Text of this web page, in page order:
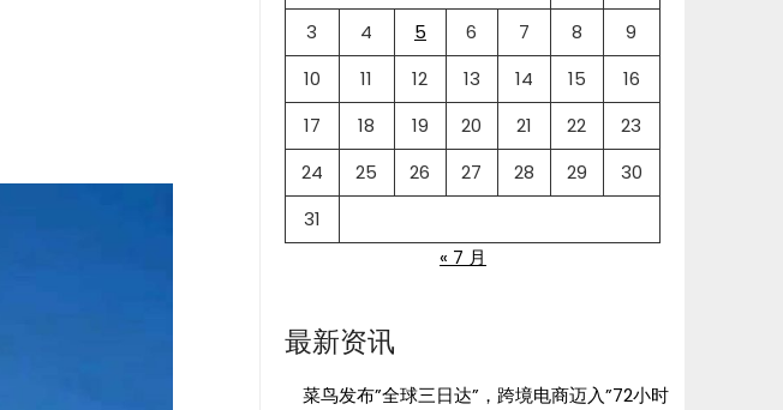
3
4 5 6 7 8
9
10
11 12 13 14 15
16
17
18 19 20 21 22
23
24
25 26 27 28 29
30
31
« 7 月
最新资讯
菜鸟发布”全球三日达”，跨境电商迈入”72小时